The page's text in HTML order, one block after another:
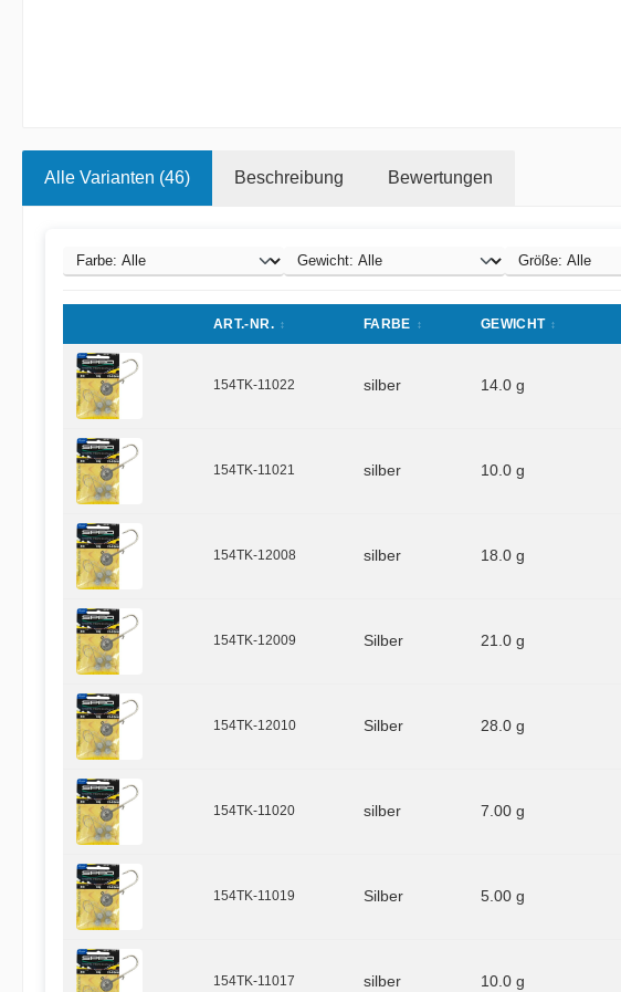
Alle Varianten (46) Beschreibung Bewertungen
ART.-NR. FARBE GEWICHT
154TK-11022 silber 14.0 g
154TK-11021 silber 10.0 g
154TK-12008 silber 18.0 g
154TK-12009 Silber 21.0 g
154TK-12010 Silber 28.0 g
154TK-11020 silber 7.00 g
154TK-11019 Silber 5.00 g
154TK-11017 silber 10.0 g